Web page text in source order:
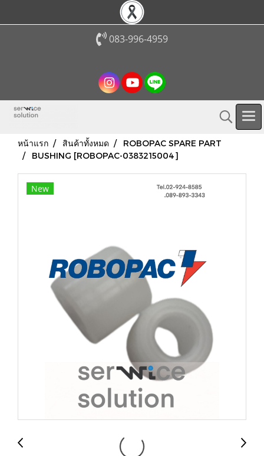
083-996-4959
หน้าแรก สินค้าทั้งหมด
ROBOPAC SPARE PART
BUSHING [ROBOPAC-0383215004]
New